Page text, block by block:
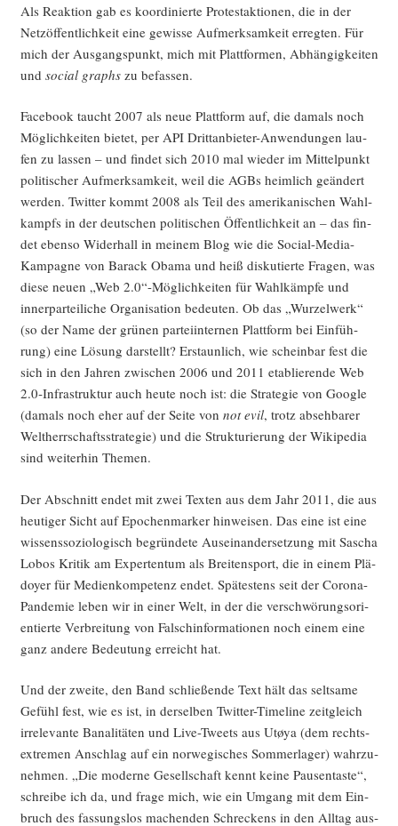
Als Reak­ti­on gab es koor­di­nier­te Pro­test­ak­tio­nen, die in der
Netz­öf­fent­lich­keit eine gewis­se Auf­merk­sam­keit erreg­ten. Für
mich der Aus­gangs­punkt, mich mit Platt­for­men, Abhän­gig­kei­ten
und social graphs zu befas­sen.
Face­book taucht 2007 als neue Platt­form auf, die damals noch
Mög­lich­kei­ten bie­tet, per API Dritt­an­bie­ter-Anwen­dun­gen lau­
fen zu las­sen – und fin­det sich 2010 mal wie­der im Mit­tel­punkt
poli­ti­scher Auf­merk­sam­keit, weil die AGBs heim­lich geän­dert
wer­den. Twit­ter kommt 2008 als Teil des ame­ri­ka­ni­schen Wahl­
kampfs in der deut­schen poli­ti­schen Öffent­lich­keit an – das fin­
det eben­so Wider­hall in mei­nem Blog wie die Social-Media-
Kam­pa­gne von Barack Oba­ma und heiß dis­ku­tier­te Fra­gen, was
die­se neu­en „Web 2.0“-Möglichkeiten für Wahl­kämp­fe und
inner­par­tei­li­che Orga­ni­sa­ti­on bedeu­ten. Ob das „Wur­zel­werk“
(so der Name der grü­nen par­tei­in­ter­nen Platt­form bei Ein­füh­
rung) eine Lösung dar­stellt? Erstaun­lich, wie schein­bar fest die
sich in den Jah­ren zwi­schen 2006 und 2011 eta­blie­ren­de Web
2.0‑Infrastruktur auch heu­te noch ist: die Stra­te­gie von Goog­le
(damals noch eher auf der Sei­te von not evil, trotz abseh­ba­rer
Welt­herr­schafts­stra­te­gie) und die Struk­tu­rie­rung der Wiki­pe­dia
sind wei­ter­hin Themen.
Der Abschnitt endet mit zwei Tex­ten aus dem Jahr 2011, die aus
heu­ti­ger Sicht auf Epo­chen­mar­ker hin­wei­sen. Das eine ist eine
wis­sens­so­zio­lo­gisch begrün­de­te Aus­ein­an­der­set­zung mit Sascha
Lobos Kri­tik am Exper­ten­tum als Brei­ten­sport, die in einem Plä­
doy­er für Medi­en­kom­pe­tenz endet. Spä­tes­tens seit der Coro­na-
Pan­de­mie leben wir in einer Welt, in der die ver­schwö­rungs­ori­
en­tier­te Ver­brei­tung von Falsch­in­for­ma­tio­nen noch einem eine
ganz ande­re Bedeu­tung erreicht hat.
Und der zwei­te, den Band schlie­ßen­de Text hält das selt­sa­me
Gefühl fest, wie es ist, in der­sel­ben Twit­ter-Time­line zeit­gleich
irrele­van­te Bana­li­tä­ten und Live-Tweets aus Utøya (dem rechts­
extre­men Anschlag auf ein nor­we­gi­sches Som­mer­la­ger) wahr­zu­
neh­men. „Die moder­ne Gesell­schaft kennt kei­ne Pau­sen­tas­te“,
schrei­be ich da, und fra­ge mich, wie ein Umgang mit dem Ein­
bruch des fas­sungs­los machen­den Schre­ckens in den All­tag aus­